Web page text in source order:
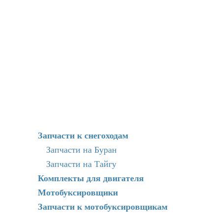
Запчасти к снегоходам
Запчасти на Буран
Запчасти на Тайгу
Комплекты для двигателя
Мотобуксировщики
Запчасти к мотобуксировщикам